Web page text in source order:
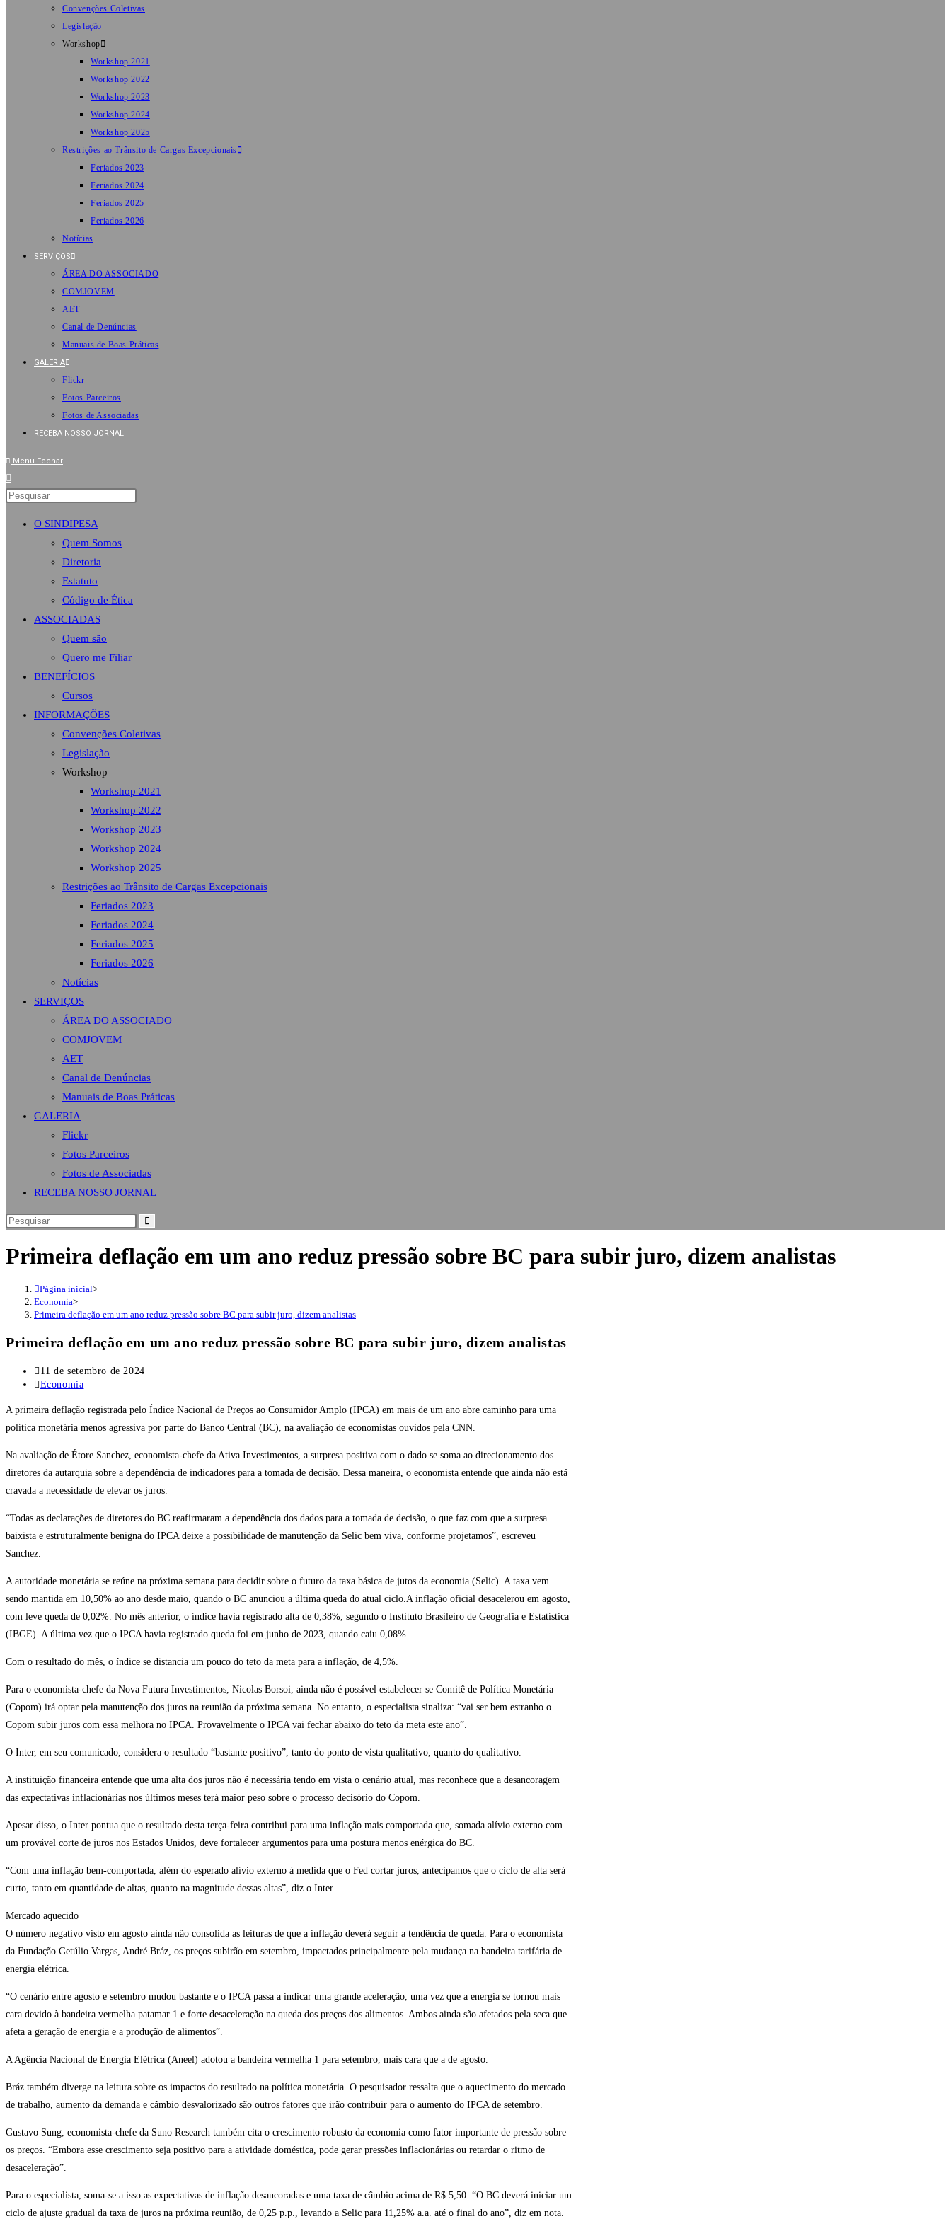
Convenções Coletivas
Legislação
Workshop
Workshop 2021
Workshop 2022
Workshop 2023
Workshop 2024
Workshop 2025
Restrições ao Trânsito de Cargas Excepcionais
Feriados 2023
Feriados 2024
Feriados 2025
Feriados 2026
Notícias
SERVIÇOS
ÁREA DO ASSOCIADO
COMJOVEM
AET
Canal de Denúncias
Manuais de Boas Práticas
GALERIA
Flickr
Fotos Parceiros
Fotos de Associadas
RECEBA NOSSO JORNAL
Menu Fechar
O SINDIPESA
Quem Somos
Diretoria
Estatuto
Código de Ética
ASSOCIADAS
Quem são
Quero me Filiar
BENEFÍCIOS
Cursos
INFORMAÇÕES
Convenções Coletivas
Legislação
Workshop
Workshop 2021
Workshop 2022
Workshop 2023
Workshop 2024
Workshop 2025
Restrições ao Trânsito de Cargas Excepcionais
Feriados 2023
Feriados 2024
Feriados 2025
Feriados 2026
Notícias
SERVIÇOS
ÁREA DO ASSOCIADO
COMJOVEM
AET
Canal de Denúncias
Manuais de Boas Práticas
GALERIA
Flickr
Fotos Parceiros
Fotos de Associadas
RECEBA NOSSO JORNAL
Primeira deflação em um ano reduz pressão sobre BC para subir juro, dizem analistas
Página inicial>
Economia>
Primeira deflação em um ano reduz pressão sobre BC para subir juro, dizem analistas
Primeira deflação em um ano reduz pressão sobre BC para subir juro, dizem analistas
Post
publicado:
11 de setembro de 2024
Categoria
post:
Economia
A primeira deflação registrada pelo Índice Nacional de Preços ao Consumidor Amplo (IPCA) em mais de um ano abre caminho para uma
política monetária menos agressiva por parte do Banco Central (BC), na avaliação de economistas ouvidos pela CNN.
Na avaliação de Étore Sanchez, economista-chefe da Ativa Investimentos, a surpresa positiva com o dado se soma ao direcionamento dos
diretores da autarquia sobre a dependência de indicadores para a tomada de decisão. Dessa maneira, o economista entende que ainda não está
cravada a necessidade de elevar os juros.
“Todas as declarações de diretores do BC reafirmaram a dependência dos dados para a tomada de decisão, o que faz com que a surpresa
baixista e estruturalmente benigna do IPCA deixe a possibilidade de manutenção da Selic bem viva, conforme projetamos”, escreveu
Sanchez.
A autoridade monetária se reúne na próxima semana para decidir sobre o futuro da taxa básica de jutos da economia (Selic). A taxa vem
sendo mantida em 10,50% ao ano desde maio, quando o BC anunciou a última queda do atual ciclo.A inflação oficial desacelerou em agosto,
com leve queda de 0,02%. No mês anterior, o índice havia registrado alta de 0,38%, segundo o Instituto Brasileiro de Geografia e Estatística
(IBGE). A última vez que o IPCA havia registrado queda foi em junho de 2023, quando caiu 0,08%.
Com o resultado do mês, o índice se distancia um pouco do teto da meta para a inflação, de 4,5%.
Para o economista-chefe da Nova Futura Investimentos, Nicolas Borsoi, ainda não é possível estabelecer se Comitê de Política Monetária
(Copom) irá optar pela manutenção dos juros na reunião da próxima semana. No entanto, o especialista sinaliza: “vai ser bem estranho o
Copom subir juros com essa melhora no IPCA. Provavelmente o IPCA vai fechar abaixo do teto da meta este ano”.
O Inter, em seu comunicado, considera o resultado “bastante positivo”, tanto do ponto de vista qualitativo, quanto do qualitativo.
A instituição financeira entende que uma alta dos juros não é necessária tendo em vista o cenário atual, mas reconhece que a desancoragem
das expectativas inflacionárias nos últimos meses terá maior peso sobre o processo decisório do Copom.
Apesar disso, o Inter pontua que o resultado desta terça-feira contribui para uma inflação mais comportada que, somada alívio externo com
um provável corte de juros nos Estados Unidos, deve fortalecer argumentos para uma postura menos enérgica do BC.
“Com uma inflação bem-comportada, além do esperado alívio externo à medida que o Fed cortar juros, antecipamos que o ciclo de alta será
curto, tanto em quantidade de altas, quanto na magnitude dessas altas”, diz o Inter.
Mercado aquecido
O número negativo visto em agosto ainda não consolida as leituras de que a inflação deverá seguir a tendência de queda. Para o economista
da Fundação Getúlio Vargas, André Bráz, os preços subirão em setembro, impactados principalmente pela mudança na bandeira tarifária de
energia elétrica.
“O cenário entre agosto e setembro mudou bastante e o IPCA passa a indicar uma grande aceleração, uma vez que a energia se tornou mais
cara devido à bandeira vermelha patamar 1 e forte desaceleração na queda dos preços dos alimentos. Ambos ainda são afetados pela seca que
afeta a geração de energia e a produção de alimentos”.
A Agência Nacional de Energia Elétrica (Aneel) adotou a bandeira vermelha 1 para setembro, mais cara que a de agosto.
Bráz também diverge na leitura sobre os impactos do resultado na política monetária. O pesquisador ressalta que o aquecimento do mercado
de trabalho, aumento da demanda e câmbio desvalorizado são outros fatores que irão contribuir para o aumento do IPCA de setembro.
Gustavo Sung, economista-chefe da Suno Research também cita o crescimento robusto da economia como fator importante de pressão sobre
os preços. “Embora esse crescimento seja positivo para a atividade doméstica, pode gerar pressões inflacionárias ou retardar o ritmo de
desaceleração”.
Para o especialista, soma-se a isso as expectativas de inflação desancoradas e uma taxa de câmbio acima de R$ 5,50. “O BC deverá iniciar um
ciclo de ajuste gradual da taxa de juros na próxima reunião, de 0,25 p.p., levando a Selic para 11,25% a.a. até o final do ano”, diz em nota.